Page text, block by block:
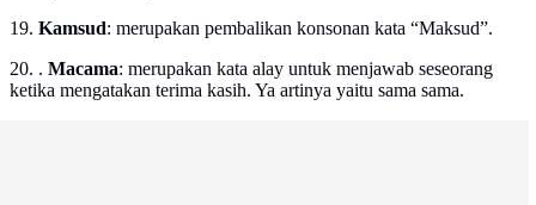
19. Kamsud: merupakan pembalikan konsonan kata “Maksud”.
20. . Macama: merupakan kata alay untuk menjawab seseorang
ketika mengatakan terima kasih. Ya artinya yaitu sama sama.